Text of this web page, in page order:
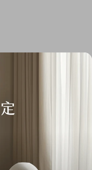
期，所以，您所退回的
件或資料的完整性），
、或損毀原廠外盒。原
，若有遺失、毀損或缺